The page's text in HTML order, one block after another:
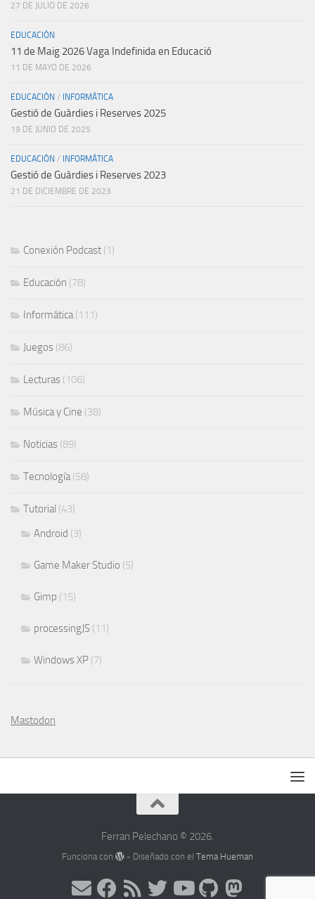
27 DE JULIO DE 2026
EDUCACIÓN
11 de Maig 2026 Vaga Indefinida en Educació
11 DE MAYO DE 2026
EDUCACIÓN / INFORMÁTICA
Gestió de Guàrdies i Reserves 2025
19 DE JUNIO DE 2025
EDUCACIÓN / INFORMÁTICA
Gestió de Guàrdies i Reserves 2023
21 DE DICIEMBRE DE 2023
Conexión Podcast (1)
Educación (78)
Informática(111)
Juegos (86)
Lecturas (106)
Música y Cine (38)
Noticias (89)
Tecnología(58)
Tutorial (43)
Android (3)
Game Maker Studio (5)
Gimp (15)
processingJS (11)
Windows XP (7)
Mastodon
Ferran Pelechano © 2026.
Funciona con - Diseñado con elTema Hueman